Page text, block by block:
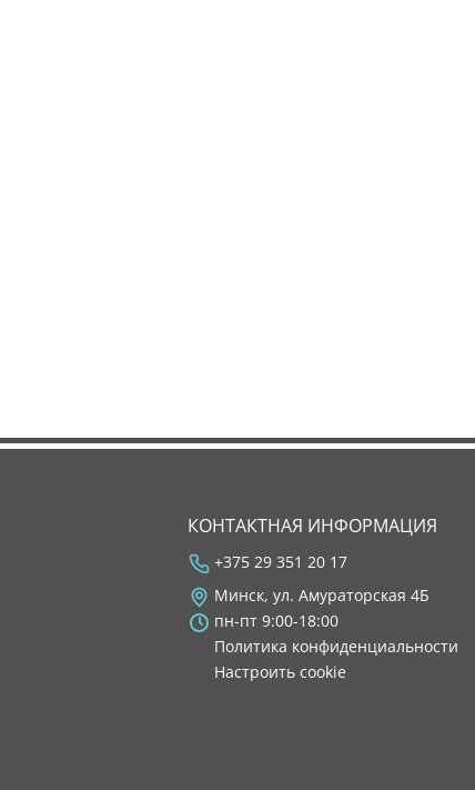
КОНТАКТНАЯ ИНФОРМАЦИЯ
+375 29 351 20 17
Минск, ул. Амураторская 4Б
пн-пт 9:00-18:00
Политика конфиденциальности
Настроить cookie